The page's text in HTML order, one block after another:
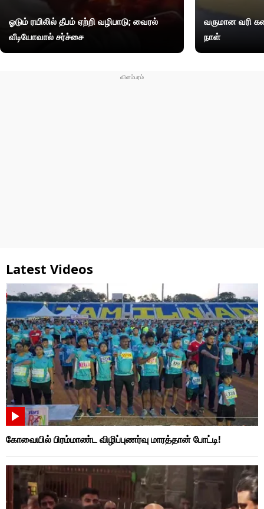
ஓடும் ரயிலில் தீபம் ஏற்றி வழிபாடு; வைரல்
வீடியோவால் சர்ச்சை
வருமான வரி
நாள்
Latest Videos
கோவையில் பிரம்மாண்ட விழிப்புணர்வு மாரத்தான் போட்டி!